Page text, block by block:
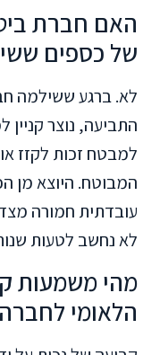
האם חברת
של כספים
לא. ברגע ששילמה
התביעה, נוצר
למבטח זכות לקזז או
המבוטח. היוצא מן
עובדתית חמורה
לא נחשב לטעות
מהי משמעות
הלאומי